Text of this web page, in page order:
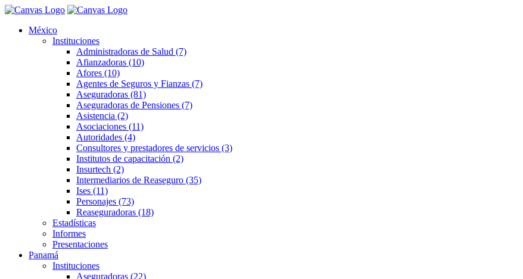
México
Instituciones
Administradoras de Salud (7)
Afianzadoras (10)
Afores (10)
Agentes de Seguros y Fianzas (7)
Aseguradoras (81)
Aseguradoras de Pensiones (7)
Asistencia (2)
Asociaciones (11)
Autoridades (4)
Consultores y prestadores de servicios (3)
Institutos de capacitación (2)
Insurtech (2)
Intermediarios de Reaseguro (35)
Ises (11)
Personajes (73)
Reaseguradoras (18)
Estadísticas
Informes
Presentaciones
Panamá
Instituciones
Aseguradoras (22)